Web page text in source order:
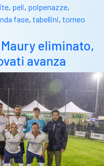
, peli, polpenazze,
fase, tabellini, torneo
eliminato,
avanza